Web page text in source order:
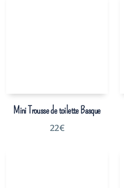
Mini Trousse de toilette Basque
22€